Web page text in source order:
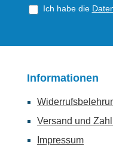
Ich habe die
Informationen
Versand und
Impressum